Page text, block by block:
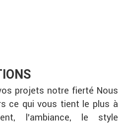
projets notre fierté Nous
ce qui vous tient le plus à
l’ambiance, le style